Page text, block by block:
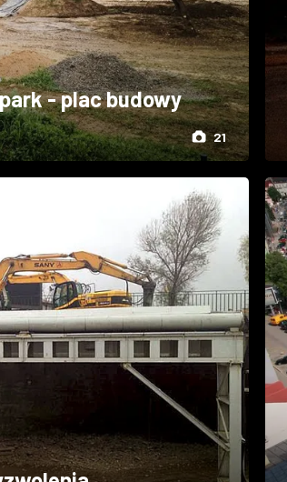
- plac budowy
21